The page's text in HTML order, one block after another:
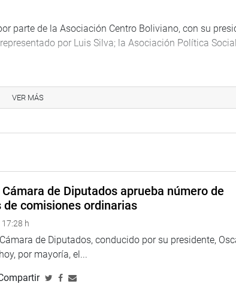
parte de la Asociación Centro Boliviano, con su
por Luis Silva; la Asociación Política
de Desarrollo, de la Corporación Andina
Unanue.
de Finlandia en el Perú, por su embajador
del Alba y de los Países Bolivarianos.
Metropolitana de Lima; del Congreso de la
y los parlamentarios Marco Miyashiro y Alberto
Bolivia, por su embajador Rodríguez Ostria y el
VER MÁS
de Diputados aprueba número de
comisiones ordinarias
h
de Diputados, conducido por su presidente,
por mayoría, el...